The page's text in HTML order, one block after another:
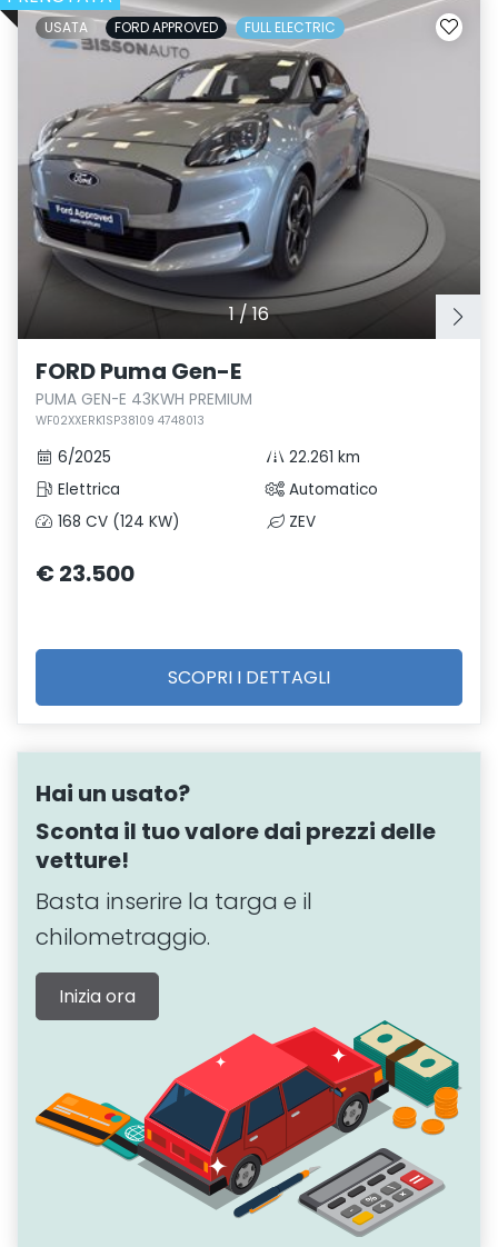
1/16
USATA FORD APPROVED FULL ELECTRIC
FORD Puma Gen-E
PUMA GEN-E 43KWH PREMIUM
WF02XXERK1SP38109 4748013
6/2025
22.261 km
Elettrica
Automatico
168 CV (124 KW)
ZEV
€ 23.500
SCOPRI I DETTAGLI
Hai un usato?
Sconta il tuo valore dai prezzi delle
vetture!
Basta inserire la targa e il
chilometraggio.
Inizia ora